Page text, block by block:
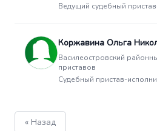
Ведущий судебный
Коржавина Ольга
Василеостровский
приставов
Судебный пристав-
« Назад